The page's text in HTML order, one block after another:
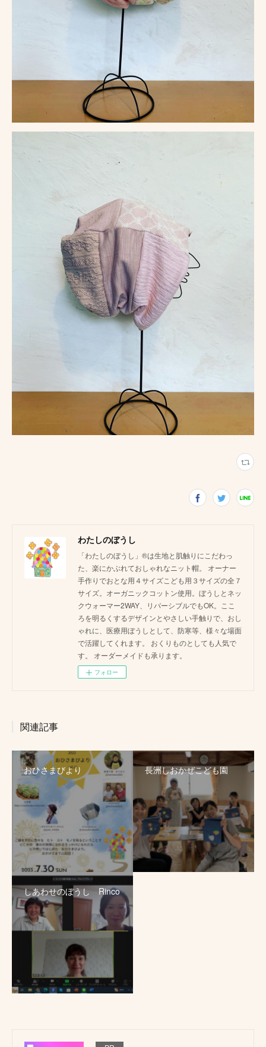
わたしのぼうし
「わたしのぼうし」®は生地と肌触りにこだわっ
た、楽にかぶれておしゃれなニット帽。 オーナー
手作りでおとな用４サイズこども用３サイズの全７
サイズ。オーガニックコットン使用。ぼうしとネッ
クウォーマー2WAY、リバーシブルでもOK。ここ
ろを明るくするデザインとやさしい手触りで、おし
ゃれに、医療用ぼうしとして、防寒等、様々な場面
で活躍してくれます。 おくりものとしても人気で
す。 オーダーメイドも承ります。
フォロー
関連記事
おひさまびより 長洲しおかぜこども園
しあわせのぼうし Rinco